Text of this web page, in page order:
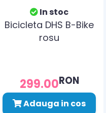
In stoc
Bicicleta DHS B-Bike
rosu
299.00RON
Adauga in cos